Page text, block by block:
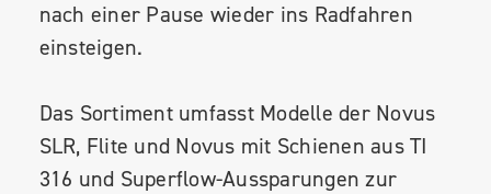
nach einer Pause wieder ins Radfahren
einsteigen.
Das Sortiment umfasst Modelle der Novus
SLR, Flite und Novus mit Schienen aus TI
316 und Superflow-Aussparungen zur